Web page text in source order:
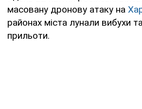
масовану дронову атаку на
районах міста лунали вибухи
прильоти.